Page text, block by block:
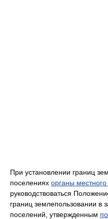
При установлении границ
поселениях органы
руководствоваться
границ землепользовании в
поселений, утвержденным